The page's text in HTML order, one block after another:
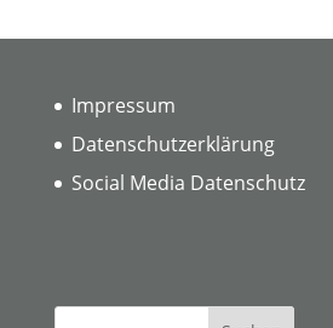
Impressum
Datenschutzerklärung
Social Media Datenschutz